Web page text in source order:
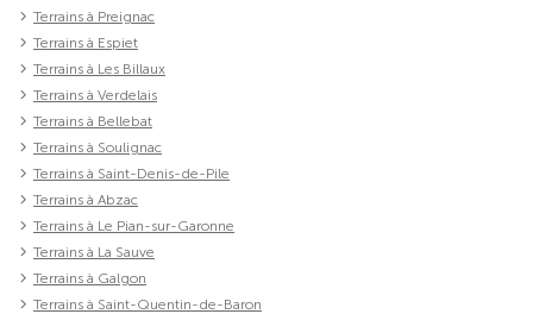
Terrains à Preignac
Terrains à Espiet
Terrains à Les Billaux
Terrains à Verdelais
Terrains à Bellebat
Terrains à Soulignac
Terrains à Saint-Denis-de-Pile
Terrains à Abzac
Terrains à Le Pian-sur-Garonne
Terrains à La Sauve
Terrains à Galgon
Terrains à Saint-Quentin-de-Baron